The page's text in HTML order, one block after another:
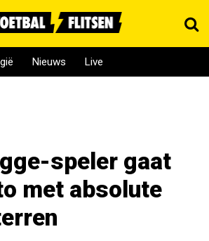
Nieuws Live
speler gaat
met absolute